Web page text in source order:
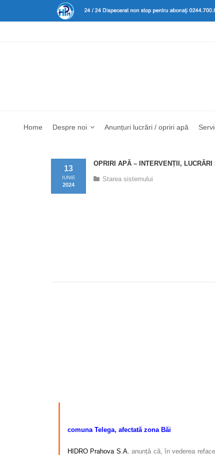
Home Despre noi Anunțuri lucrări / opriri apă
OPRIRI APĂ – INTERVENȚII,
13
IUNIE
2024
Starea sistemului
comuna Telega, afectată zonaBăi
HIDRO Prahova S.A. anunță că, în vederea